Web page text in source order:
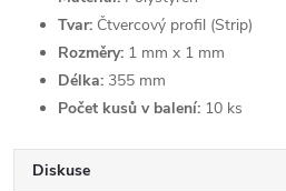
Tvar: Čtvercový profil (Strip)
Rozměry: 1 mm x 1 mm
Délka: 355 mm
Počet kusů v balení: 10 ks
Diskuse